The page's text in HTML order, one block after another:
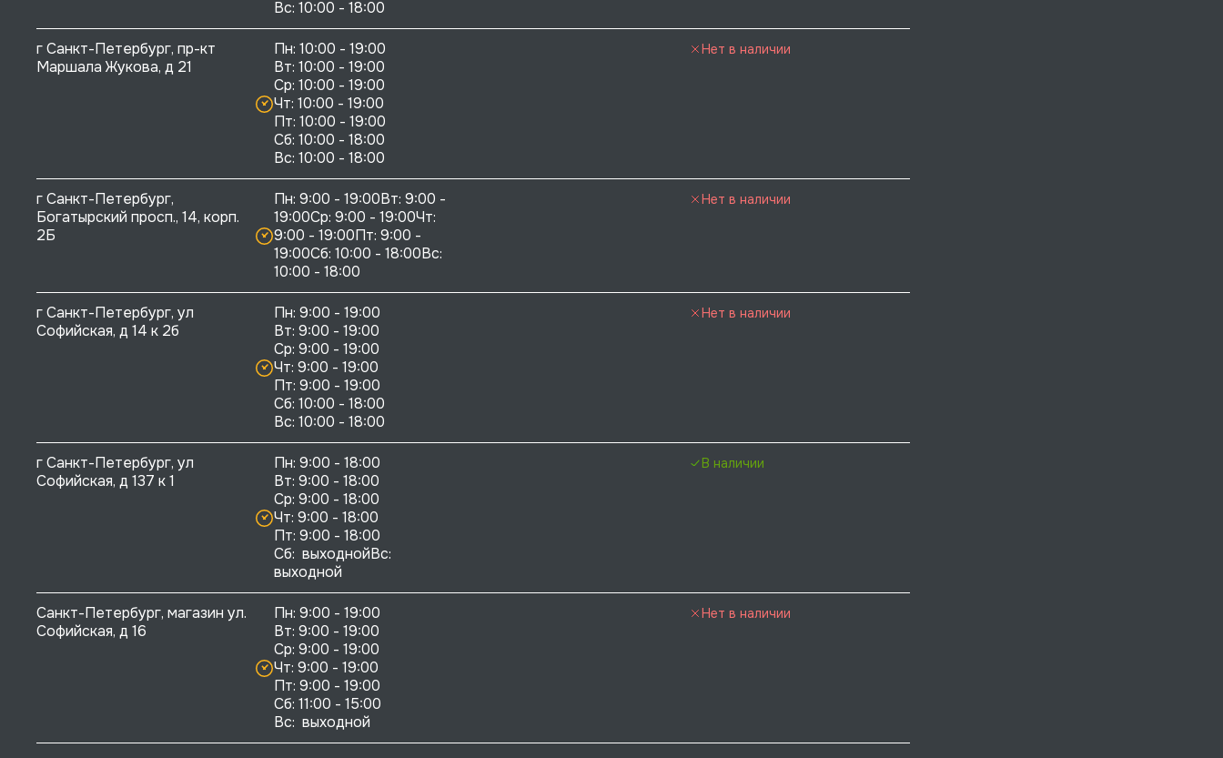
г Санкт-Петербург, пр-кт
Маршала Жукова, д 21
Пн: 10:00 - 19:00
Вт: 10:00 - 19:00
Ср: 10:00 - 19:00
Чт: 10:00 - 19:00
Пт: 10:00 - 19:00
Сб: 10:00 - 18:00
Нет в наличии
г Санкт-Петербург,
Богатырский просп., 14, корп.
2Б
Пн: 9:00 - 19:00Вт: 9:00 -
19:00Ср: 9:00 - 19:00Чт:
9:00 - 19:00Пт: 9:00 -
19:00Сб: 10:00 - 18:00Вс:
10:00 - 18:00
Нет в наличии
г Санкт-Петербург, ул
Софийская, д 14 к 2б
Пн: 9:00 - 19:00
Вт: 9:00 - 19:00
Ср: 9:00 - 19:00
Чт: 9:00 - 19:00
Пт: 9:00 - 19:00
Сб: 10:00 - 18:00
Нет в наличии
г Санкт-Петербург, ул
Софийская, д 137 к 1
Пн: 9:00 - 18:00
Вт: 9:00 - 18:00
Ср: 9:00 - 18:00
Чт: 9:00 - 18:00
Пт: 9:00 - 18:00
Сб:  выходнойВс:
выходной
В наличии
Санкт-Петербург, магазин ул.
Софийская, д 16
Пн: 9:00 - 19:00
Вт: 9:00 - 19:00
Ср: 9:00 - 19:00
Чт: 9:00 - 19:00
Пт: 9:00 - 19:00
Сб: 11:00 - 15:00
Вс:  выходной
Нет в наличии